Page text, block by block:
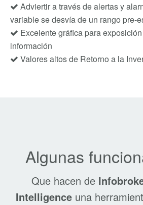
Adviertir a través de alertas y
variable se desvía de un rango pre-
Excelente gráfica para
información
Valores altos de Retorno a la
Algunas
Que hacen de
Intelligence una